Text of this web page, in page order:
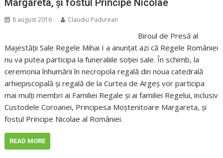
Margareta, şi fostul Principe Nicolae
8 august 2016 Claudiu Padurean
Biroul de Presă al
Majestăţii Sale Regele Mihai I a anunţat azi că Regele României
nu va putea participa la funeraliile soţiei sale. În schimb, la
ceremonia înhumării în necropola regală din noua catedrală
arhiepiscopală şi regală de la Curtea de Argeş vor participa
mai mulţi membri ai Familiei Regale şi ai familiei Regelui, inclusiv
Custodele Coroanei, Principesa Moştenitoare Margareta, şi
fostul Principe Nicolae al României.
READ MORE